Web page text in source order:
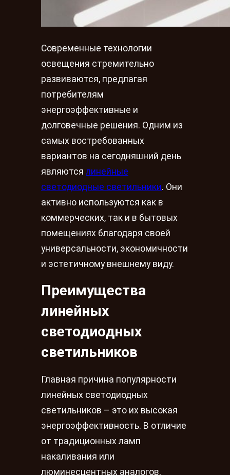
Современные технологии
освещения стремительно
развиваются, предлагая
потребителям
энергоэффективные и
долговечные решения. Одним из
самых востребованных
вариантов на сегодняшний день
являются линейные
светодиодные светильники. Они
активно используются как в
коммерческих, так и в бытовых
помещениях благодаря своей
универсальности, экономичности
и эстетичному внешнему виду.
Преимущества
линейных
светодиодных
светильников
Главная причина популярности
линейных светодиодных
светильников – это их высокая
энергоэффективность. В отличие
от традиционных ламп
накаливания или
люминесцентных аналогов,